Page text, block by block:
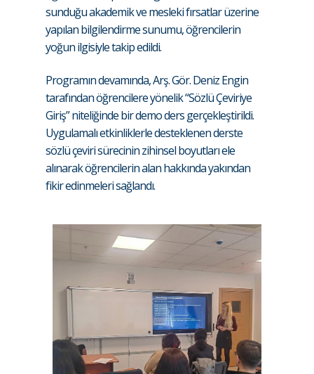
sunduğu akademik ve mesleki fırsatlar üzerine
yapılan bilgilendirme sunumu, öğrencilerin
yoğun ilgisiyle takip edildi.
Programın devamında, Arş. Gör. Deniz Engin
tarafından öğrencilere yönelik “Sözlü Çeviriye
Giriş” niteliğinde bir demo ders gerçekleştirildi.
Uygulamalı etkinliklerle desteklenen derste
sözlü çeviri sürecinin zihinsel boyutları ele
alınarak öğrencilerin alan hakkında yakından
fikir edinmeleri sağlandı.